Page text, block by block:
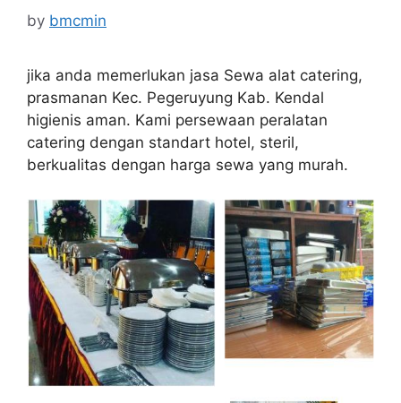
by bmcmin
jika anda memerlukan jasa Sewa alat catering,
prasmanan Kec. Pegeruyung Kab. Kendal
higienis aman. Kami persewaan peralatan
catering dengan standart hotel, steril,
berkualitas dengan harga sewa yang murah.